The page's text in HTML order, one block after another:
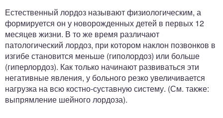
Естественный лордоз называют физиологическим, а
формируется он у новорожденных детей в первых 12
месяцев жизни. В то же время различают
патологический лордоз, при котором наклон позвонков в
изгибе становится меньше (гиполордоз) или больше
(гиперлордоз). Как только начинают развиваться эти
негативные явления, у больного резко увеличивается
нагрузка на всю костно-суставную систему. (См. также:
выпрямление шейного лордоза).